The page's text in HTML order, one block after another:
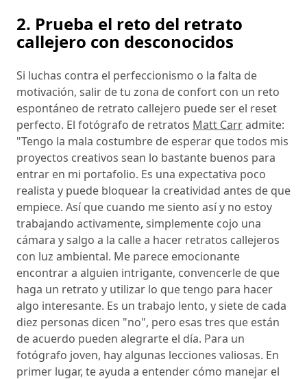
2. Prueba el reto del retrato
callejero con desconocidos
Si luchas contra el perfeccionismo o la falta de
motivación, salir de tu zona de confort con un reto
espontáneo de retrato callejero puede ser el reset
perfecto. El fotógrafo de retratos Matt Carradmite:
"Tengo la mala costumbre de esperar que todos mis
proyectos creativos sean lo bastante buenos para
entrar en mi portafolio. Es una expectativa poco
realista y puede bloquear la creatividad antes de que
empiece. Así que cuando me siento así y no estoy
trabajando activamente, simplemente cojo una
cámara y salgo a la calle a hacer retratos callejeros
con luz ambiental. Me parece emocionante
encontrar a alguien intrigante, convencerle de que
haga un retrato y utilizar lo que tengo para hacer
algo interesante. Es un trabajo lento, y siete de cada
diez personas dicen "no", pero esas tres que están
de acuerdo pueden alegrarte el día. Para un
fotógrafo joven, hay algunas lecciones valiosas. En
primer lugar, te ayuda a entender cómo manejar el